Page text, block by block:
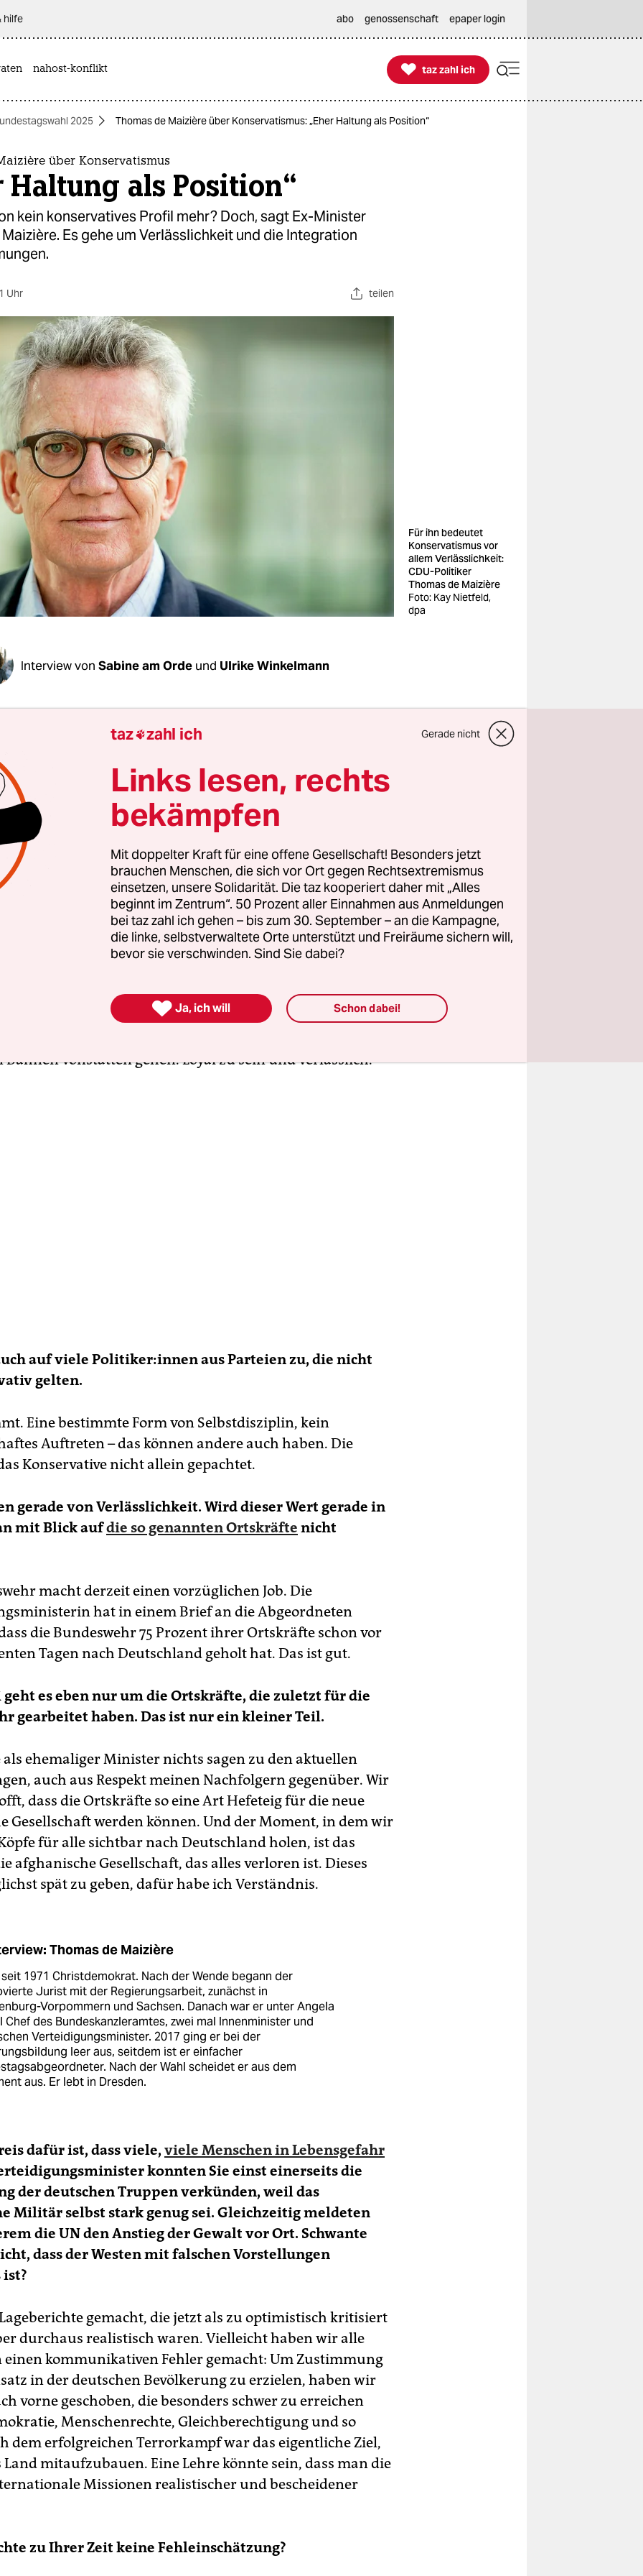
hilfe abo genossenschaft epaper login
nahost-konflikt 
taz zahl ich
taz zahl ich
2025 Thomas de Maizière über Konservatismus: „Eher Haltung als Position“
über Konservatismus
Haltung als Position“
kein konservatives Profil mehr? Doch, sagt Ex-Minister
Es gehe um Verlässlichkeit und die Integration
Uhr teilen
Für ihn bedeutet
Konservatismus vor
allem Verlässlichkeit:
CDU-Politiker
Thomas de Maizière
Foto: Kay Nietfeld,
dpa
Interview von Sabine am Orde und Ulrike Winkelmann
sieht es gerade gar nicht gut aus
das habe mit dem Verlust an Profil, namentlich
Profils, zu tun. Was heißt heute eigentlich:
Früher konnte man das an verschiedenen
etwa in der Familienpolitik, aber das hat sich
gibt kein klassisches konservatives Weltbild mehr wie in
80er Jahren. Für mich ist Konservatismus eher eine
Position.
wichtiger zu nehmen als sich selbst. Den Staat nicht zu
sondern ihm eine wichtige Aufgabe zuzuschreiben.
Bahnen vonstatten gehen. Loyal zu sein und verlässlich.
auf viele Po­li­ti­ke­r:in­nen aus Parteien zu, die nicht
gelten.
Eine bestimmte Form von Selbstdisziplin, kein
Auftreten – das können andere auch haben. Die
Konservative nicht allein gepachtet.
gerade von Verlässlichkeit. Wird dieser Wert gerade in
mit Blick aufdie so genannten Ortskräfte nicht
macht derzeit einen vorzüglichen Job. Die
hat in einem Brief an die Abgeordneten
die Bundeswehr 75 Prozent ihrer Ortskräfte schon vor
Tagen nach Deutschland geholt hat. Das ist gut.
geht es eben nur um die Ortskräfte, die zuletzt für die
gearbeitet haben. Das ist nur ein kleiner Teil.
ehemaliger Minister nichts sagen zu den aktuellen
auch aus Respekt meinen Nachfolgern gegenüber. Wir
dass die Ortskräfte so eine Art Hefeteig für die neue
Gesellschaft werden können. Und der Moment, in dem wir
für alle sichtbar nach Deutschland holen, ist das
afghanische Gesellschaft, das alles verloren ist. Dieses
spät zu geben, dafür habe ich Verständnis.
Thomas de Maizière
1971 Christdemokrat. Nach der Wende begann der
Jurist mit der Regierungsarbeit, zunächst in
Vorpommern und Sachsen. Danach war er unter Angela
Chef des Bundeskanzleramtes, zwei mal Innenminister und
Verteidigungsminister. 2017 ging er bei der
leer aus, seitdem ist er einfacher
Nach der Wahl scheidet er aus dem
aus. Er lebt in Dresden.
dafür ist, dass viele, viele Menschen in Lebensgefahr
konnten Sie einst einerseits die
der deutschen Truppen verkünden, weil das
Militär selbst stark genug sei. Gleichzeitig meldeten
die UN den Anstieg der Gewalt vor Ort. Schwante
dass der Westen mit falschen Vorstellungen
gemacht, die jetzt als zu optimistisch kritisiert
durchaus realistisch waren. Vielleicht haben wir alle
einen kommunikativen Fehler gemacht: Um Zustimmung
in der deutschen Bevölkerung zu erzielen, haben wir
vorne geschoben, die besonders schwer zu erreichen
Menschenrechte, Gleichberechtigung und so
dem erfolgreichen Terrorkampf war das eigentliche Ziel,
Land mitaufzubauen. Eine Lehre könnte sein, dass man die
Missionen realistischer und bescheidener
zu Ihrer Zeit keine Fehleinschätzung?
taz zahl ich Gerade nicht
Links lesen, rechts
bekämpfen
Mit doppelter Kraft für eine offene Gesellschaft! Besonders jetzt
brauchen Menschen, die sich vor Ort gegen Rechtsextremismus
einsetzen, unsere Solidarität. Die taz kooperiert daher mit „Alles
beginnt im Zentrum“. 50 Prozent aller Einnahmen aus Anmeldungen
bei taz zahl ich gehen – bis zum 30. September – an die Kampagne,
die linke, selbstverwaltete Orte unterstützt und Freiräume sichern will,
bevor sie verschwinden. Sind Sie dabei?
 Ja, ich will Schon dabei!